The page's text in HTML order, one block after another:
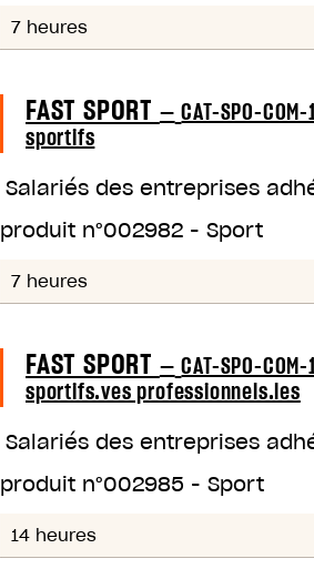
7 heures
FAST SPORT — CAT-SPO-
sportifs
Salariés des entreprises
produit n°002982 - Sport
7 heures
FAST SPORT — CAT-SPO-
sportifs.ves professionnels.les
Salariés des entreprises
produit n°002985 - Sport
14 heures